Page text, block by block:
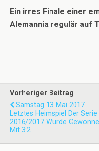
Ein irres Finale einer
Alemannia regulär auf
Vorheriger Beitrag
Samstag 13 Mai 2017
Letztes Heimspiel Der Serie
2016/2017 Wurde
Mit 3:2